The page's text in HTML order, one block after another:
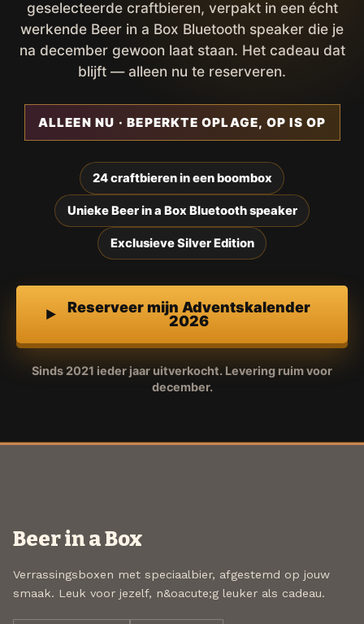
geselecteerde craftbieren, verpakt in een écht
werkende Beer in a Box Bluetooth speaker die je
na december gewoon laat staan. Het cadeau dat
blijft — alleen nu te reserveren.
ALLEEN NU · BEPERKTE OPLAGE, OP IS OP
24 craftbieren in een boombox
Unieke Beer in a Box Bluetooth speaker
Exclusieve Silver Edition
Reserveer mijn Adventskalender
2026
Sinds 2021 ieder jaar uitverkocht. Levering ruim voor
december.
Beer in a Box
Verrassingsboxen met speciaalbier, afgestemd op jouw
smaak. Leuk voor jezelf, n&oacute;g leuker als cadeau.